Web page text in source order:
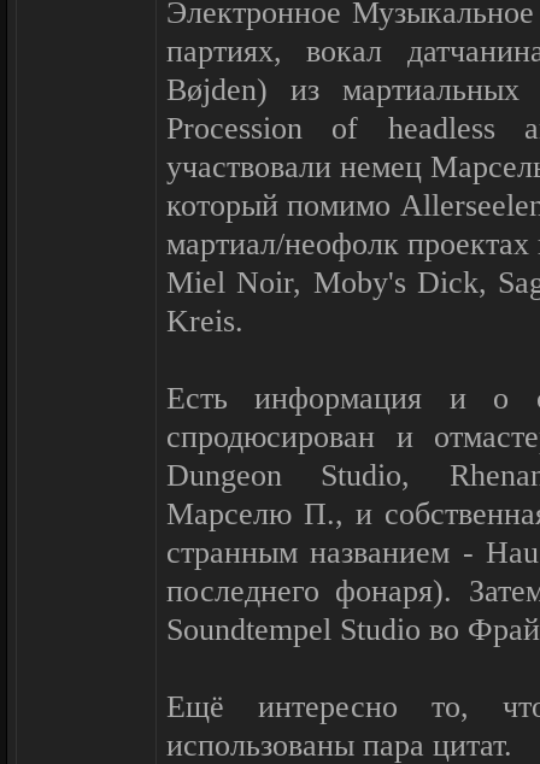
Электронное
партиях, вокал
Bøjden) из мартиальных
Procession of
участвовали немец
который помимо
мартиал/неофолк
Miel Noir, Moby's Dick,
Kreis.
Есть информация и о
спродюсирован и
Dungeon Studio,
Марселю П., и
странным названием -
последнего фонаря).
Soundtempel Studio во
Ещё интересно то,
использованы пара цитат.